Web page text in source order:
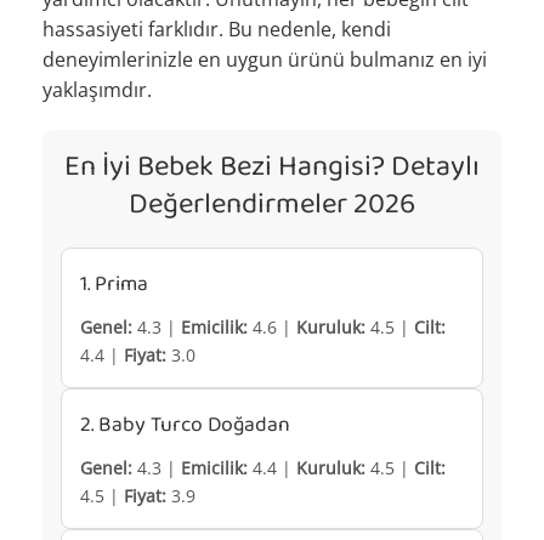
hassasiyeti farklıdır. Bu nedenle, kendi
deneyimlerinizle en uygun ürünü bulmanız en iyi
yaklaşımdır.
En İyi Bebek Bezi Hangisi? Detaylı
Değerlendirmeler 2026
1. Prima
Genel: 4.3 | Emicilik: 4.6 | Kuruluk: 4.5 | Cilt:
4.4 | Fiyat: 3.0
2. Baby Turco Doğadan
Genel: 4.3 | Emicilik: 4.4 | Kuruluk: 4.5 | Cilt:
4.5 | Fiyat: 3.9